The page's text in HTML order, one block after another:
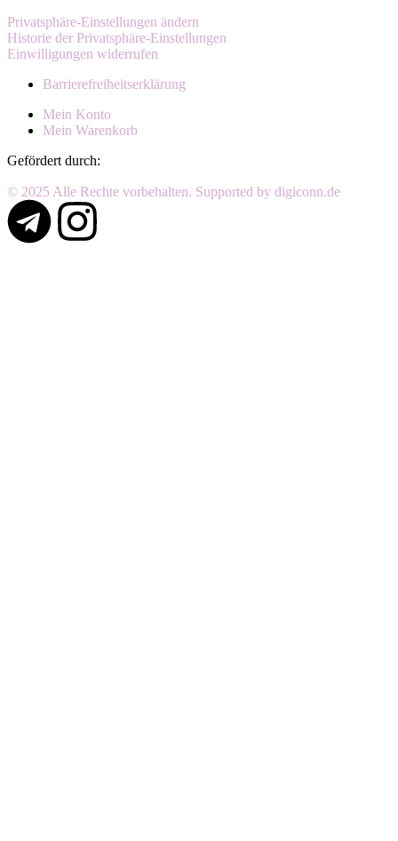
Privatsphäre-Einstellungen ändern
Historie der Privatsphäre-Einstellungen
Einwilligungen widerrufen
Barrierefreiheitserklärung
Mein Konto
Mein Warenkorb
Gefördert durch:
© 2025 Alle Rechte vorbehalten. Supported by digiconn.de